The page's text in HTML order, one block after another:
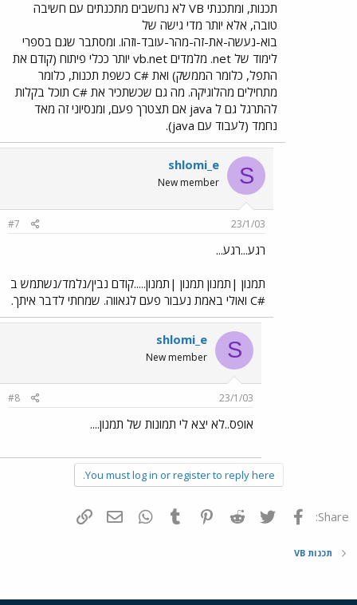
תכנות, ומתכנתי VB לא נחשבים מתכנתים עם חשיבה
טובה, אלא יותר מדי גישה של
בוא-נעשה-את-זה-מהר-עובד-וזהו. ומסתבר שגם בספרי
לימוד של net. מלמדים vb.net יותר ככלי פיתוח (קודם את
התפל, כלומר הממשק) ואת #C כשפת תכנות, כלומר
מתחילים מהלוגיקה. מה גם שכשתכיר את #C תוכל בקלות
להתרגל גם ל java אם תצטרך פעם, ומנסיוני זה מאד
נחמד (לעבוד עם java).
S
shlomi_e
New member
23/1/03
#7
רגע...רגע...
תמנון |תמנון תמנון |תמנון.....קודם נבין/נלמד/נשתמש ב
#C ואולי באמת נעבור פעם לגאווה. שמחתי לדבר איתך.
S
shlomi_e
New member
23/1/03
#8
אופס..לא יצא לי תמונות של תמנון....
You must log in or register to reply here.
Share: פייסבוק Twitter
Reddit
Pinterest
Tumblr
WhatsAppדואר אלקטרוני
תכנות VB